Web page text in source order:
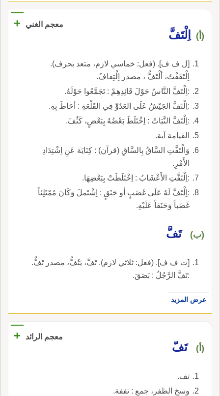
معجم الغني +
(أ) اِلْتَفَّ
[ل ف ف]. (فعل: خماسي لازم، متعد بحرف).
اِلْتَفَفْتُ، ألْتَفُّ ، مصدر اِلْتِفافٌ.
:اِلْتَفَّ النَّاسُ حَوْلَ قَائِدِهِمْ : تَجَمَّعُوا حَوْلَهُ.
:اِلْتَفَّ الجَيْشُ عَلَى العَدُوِّ فِي القَلْعَةِ : أحَاطَ بِهِ.
:اِلْتَفَّ النَّبَاتُ : اِخْتَلَطَ بَعْضُهُ بِبَعْضٍ، كَثُفَ.
القيامة آية.
وَالْتَفَّتِ السَّاقُ بِالسَّاقِ (قرآن) : كِنَايَة عَنِ اِشْتِدَادِ
الأَمْرِ.
:اِلْتَفَّتِ الأَعْشَابُ : اِخْتَلَطَتْ بِبَعْضِهَا.
:اِلْتَفَّ لَهُ عَلَى غَضَبٍ أو حَنَقٍ : اِشْتَملَ وَكَانَ مُمْتَلِئاً
غَضَباً وَحَنَقاً عَلَيْهِ.
(ب) تَفَّ
[ت ف ف]. (فعل: ثلاثي لازم). تَفَّ، يَتُفُّ، مصدر تَفٌّ.
:تَفَّ الرَّجُلُ : بَصَقَ.
عرض المزيد
معجم الرائد +
(أ) تَفّ
تف.
وسخ الظفر، جمع : تففة.